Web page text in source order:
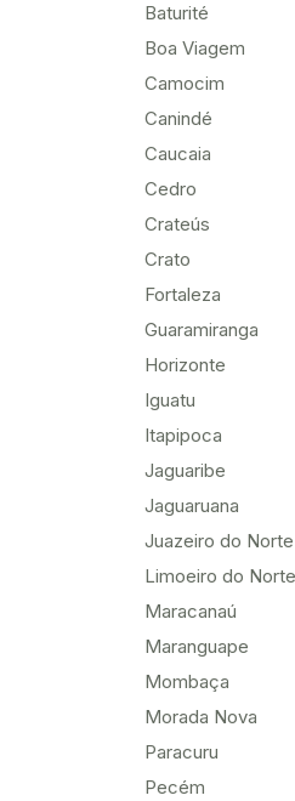
Baturité
Boa Viagem
Camocim
Canindé
Caucaia
Cedro
Crateús
Crato
Fortaleza
Guaramiranga
Horizonte
Iguatu
Itapipoca
Jaguaribe
Jaguaruana
Juazeiro do Norte
Limoeiro do Norte
Maracanaú
Maranguape
Mombaça
Morada Nova
Paracuru
Pecém